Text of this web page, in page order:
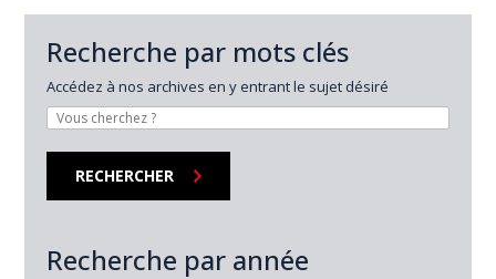
Recherche par mots clés
Accédez à nos archives en y entrant le sujet désiré
Recherche par année